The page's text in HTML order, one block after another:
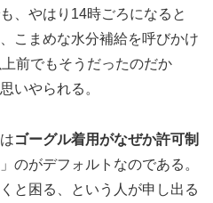
、やはり14時ごろになると
こまめな水分補給を呼びかけ
前でもそうだったのだか
いやられる。
ゴーグル着用がなぜか許可制
のがデフォルトなのである。
と困る、という人が申し出る